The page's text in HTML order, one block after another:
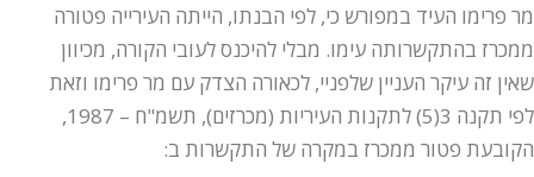
מר פרימו העיד במפורש כי, לפי הבנתו, הייתה העירייה פטורה
ממכרז בהתקשרותה עימו. מבלי להיכנס לעובי הקורה, מכיוון
שאין זה עיקר העניין שלפניי, לכאורה הצדק עם מר פרימו וזאת
לפי תקנה 3(5) לתקנות העיריות (מכרזים), תשמ"ח – 1987,
הקובעת פטור ממכרז במקרה של התקשרות ב: